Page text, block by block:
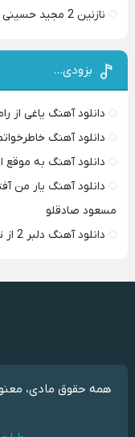
نازنین 2 مجید حسینی
بزودی…
دانلود آهنگ یاغی از
دانلود آهنگ
دانلود آهنگ به موقع
دانلود آهنگ یار
مسعود صادقلو
دانلود آهنگ دلبر 2 از توحید ناصری
همه حقوق مادی،